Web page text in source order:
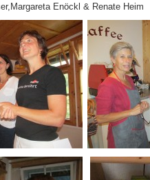
Enöckl & Renate Heim